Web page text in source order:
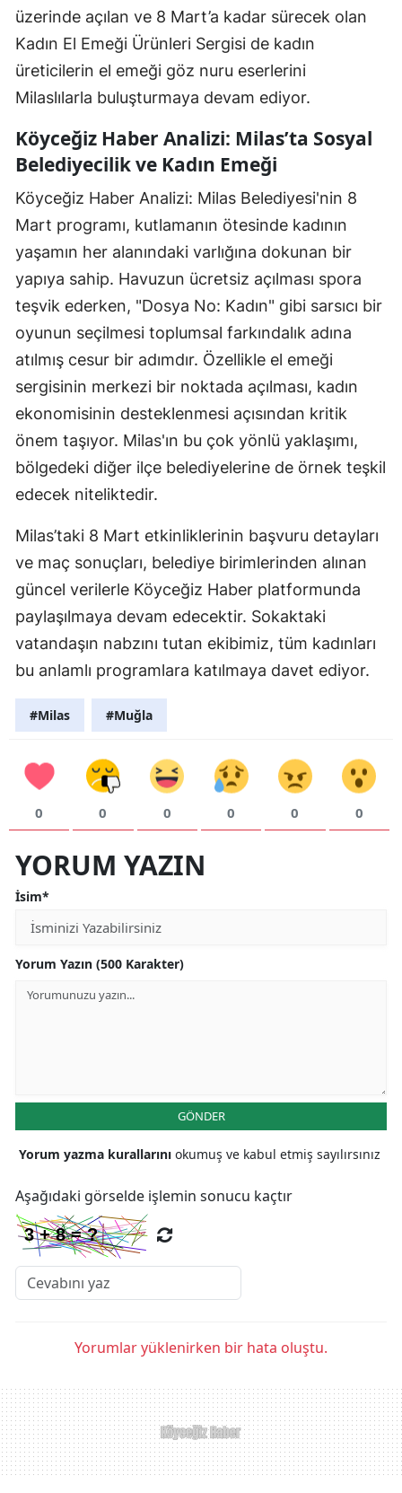
üzerinde açılan ve 8 Mart’a kadar sürecek olan
Kadın El Emeği Ürünleri Sergisi de kadın
üreticilerin el emeği göz nuru eserlerini
Milaslılarla buluşturmaya devam ediyor.
Köyceğiz Haber Analizi: Milas’ta Sosyal
Belediyecilik ve Kadın Emeği
Köyceğiz Haber Analizi: Milas Belediyesi'nin 8
Mart programı, kutlamanın ötesinde kadının
yaşamın her alanındaki varlığına dokunan bir
yapıya sahip. Havuzun ücretsiz açılması spora
teşvik ederken, "Dosya No: Kadın" gibi sarsıcı bir
oyunun seçilmesi toplumsal farkındalık adına
atılmış cesur bir adımdır. Özellikle el emeği
sergisinin merkezi bir noktada açılması, kadın
ekonomisinin desteklenmesi açısından kritik
önem taşıyor. Milas'ın bu çok yönlü yaklaşımı,
bölgedeki diğer ilçe belediyelerine de örnek teşkil
edecek niteliktedir.
Milas’taki 8 Mart etkinliklerinin başvuru detayları
ve maç sonuçları, belediye birimlerinden alınan
güncel verilerle Köyceğiz Haber platformunda
paylaşılmaya devam edecektir. Sokaktaki
vatandaşın nabzını tutan ekibimiz, tüm kadınları
bu anlamlı programlara katılmaya davet ediyor.
#Milas #Muğla
0 0 0 0 0 0
YORUM YAZIN
İsim*
Yorum Yazın (500 Karakter)
GÖNDER
Yorum yazma kurallarını okumuş ve kabul etmiş sayılırsınız
Aşağıdaki görselde işlemin sonucu kaçtır
Yorumlar yüklenirken bir hata oluştu.